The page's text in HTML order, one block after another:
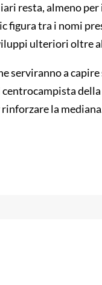
resta, almeno
figura tra i nomi
ulteriori oltre
serviranno a
la